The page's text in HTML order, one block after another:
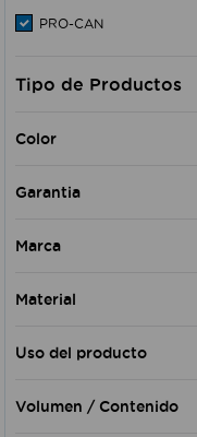
PRO-CAN
Color
Café
Garantia
Marca
VIDA DE PERRO
PET FACTORY
K HOME
Material
proteínas
Carne
Uso del producto
Volumen / Contenido